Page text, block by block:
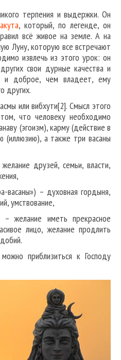
терпения и выдержки. Он
, который, по легенде, он
всё живое на земле. А на
Луну, которую все встречают
извлечь из этого урок: он
свои дурные качества и
и доброе, чем владеет, ему
других.
или вибхути[2]. Смысл этого
что человеку необходимо
(эгоизм), карму (действие в
(иллюзию), а также три васаны
друзей, семьи, власти,
васаны») – духовная гордыня,
умствование,
– желание иметь прекрасное
лицо, желание продлить
приблизиться к Господу